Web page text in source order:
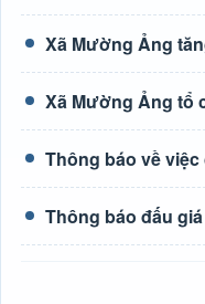
Xã Mường Ảng
Xã Mường Ảng tổ
Thông báo về
Thông báo đấu